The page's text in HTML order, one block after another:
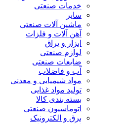
خدمات صنعتی
سایر
ماشین آلات صنعتی
آهن آلات و فلزات
ابزار و یراق
لوازم صنعتی
ضایعات صنعتی
آب و فاضلاب
مواد شیمیایی و معدنی
تولید مواد غذایی
بسته بندی کالا
اتوماسیون صنعتی
برق و الکترونیک